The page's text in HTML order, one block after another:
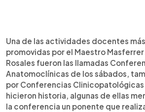
Una de las actividades docentes
promovidas por el Maestro
Rosales fueron las llamadas
Anatomoclínicas de los sábados,
por Conferencias
hicieron historia, algunas de ellas
la conferencia un ponente que